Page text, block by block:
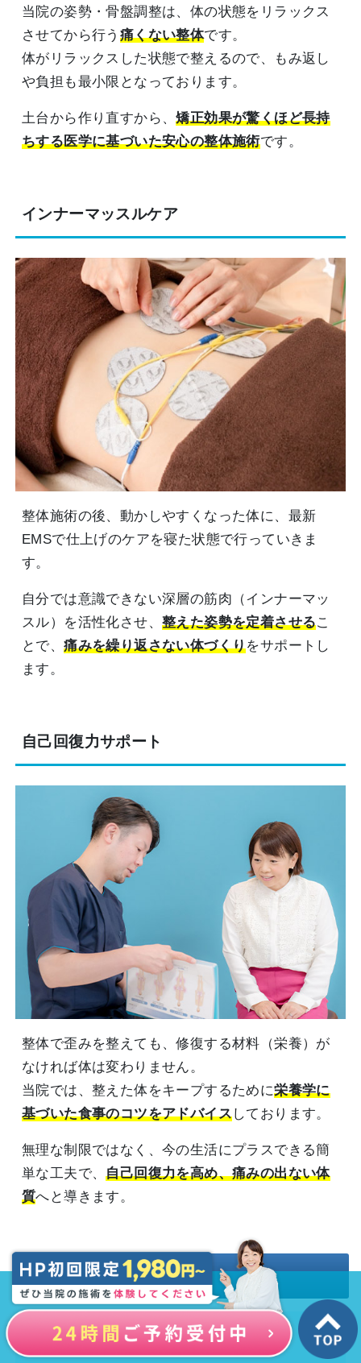
当院の姿勢・骨盤調整は、体の状態をリラックス
させてから行う 痛くない整体です。
体がリラックスした状態で整えるので、もみ返し
や負担も最小限となっております。
土台から作り直すから、矯正効果が驚くほど長持
ちする医学に基づいた安心の整体施術です。
インナーマッスルケア
整体施術の後、動かしやすくなった体に、最新
EMSで仕上げのケアを寝た状態で行っていきま
す。
自分では意識できない深層の筋肉（インナーマッ
スル）を活性化させ、 整えた姿勢を定着させるこ
とで、痛みを繰り返さない体づくりをサポートし
ます。
自己回復力サポート
整体で歪みを整えても、修復する材料（栄養）が
なければ体は変わりません。
当院では、整えた体をキープするために栄養学に
基づいた食事のコツをアドバイスしております。
無理な制限ではなく、今の生活にプラスできる簡
単な工夫で、自己回復力を高め、痛みの出ない体
質へと導きます。
施術の流れ
をして詳細をチェック